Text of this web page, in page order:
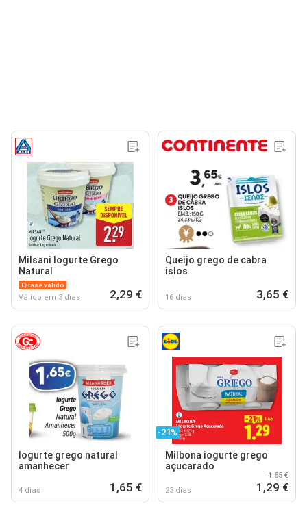
Milsani logurte Grego
Natural
Quase válido
Válido em 3 dias 2,29 €
Queijo grego de cabra
islos
16 dias 3,65 €
logurte grego natural
amanhecer
4 dias 1,65 €
-21%
Milbona iogurte grego
açucarado
23 dias
1,65 €
1,29 €